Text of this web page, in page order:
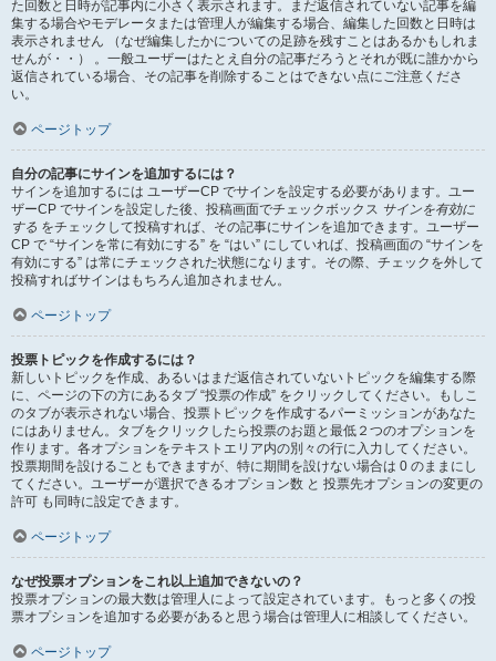
た回数と日時が記事内に小さく表示されます。まだ返信されていない記事を編
集する場合やモデレータまたは管理人が編集する場合、編集した回数と日時は
表示されません （なぜ編集したかについての足跡を残すことはあるかもしれま
せんが・・） 。一般ユーザーはたとえ自分の記事だろうとそれが既に誰かから
返信されている場合、その記事を削除することはできない点にご注意くださ
い。
ページトップ
自分の記事にサインを追加するには？
サインを追加するには ユーザーCP でサインを設定する必要があります。ユー
ザーCP でサインを設定した後、投稿画面でチェックボックス サインを有効に
する をチェックして投稿すれば、その記事にサインを追加できます。ユーザー
CP で “サインを常に有効にする” を “はい” にしていれば、投稿画面の “サインを
有効にする” は常にチェックされた状態になります。その際、チェックを外して
投稿すればサインはもちろん追加されません。
ページトップ
投票トピックを作成するには？
新しいトピックを作成、あるいはまだ返信されていないトピックを編集する際
に、ページの下の方にあるタブ “投票の作成” をクリックしてください。もしこ
のタブが表示されない場合、投票トピックを作成するパーミッションがあなた
にはありません。タブをクリックしたら投票のお題と最低２つのオプションを
作ります。各オプションをテキストエリア内の別々の行に入力してください。
投票期間を設けることもできますが、特に期間を設けない場合は 0 のままにし
てください。ユーザーが選択できるオプション数 と 投票先オプションの変更の
許可 も同時に設定できます。
ページトップ
なぜ投票オプションをこれ以上追加できないの？
投票オプションの最大数は管理人によって設定されています。もっと多くの投
票オプションを追加する必要があると思う場合は管理人に相談してください。
ページトップ